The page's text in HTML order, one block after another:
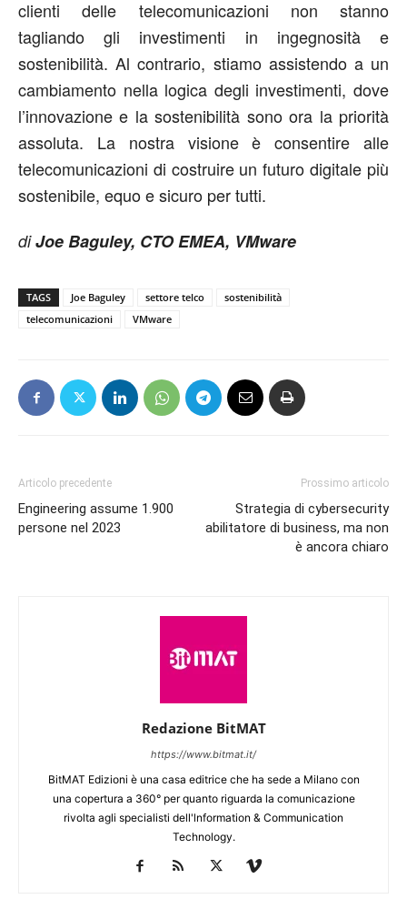
clienti delle telecomunicazioni non stanno
tagliando gli investimenti in ingegnosità e
sostenibilità. Al contrario, stiamo assistendo a un
cambiamento nella logica degli investimenti, dove
l’innovazione e la sostenibilità sono ora la priorità
assoluta. La nostra visione è consentire alle
telecomunicazioni di costruire un futuro digitale più
sostenibile, equo e sicuro per tutti.
diJoe Baguley, CTO EMEA, VMware
TAGS Joe Baguley settore telco
sostenibilità
telecomunicazioni
VMware
Articolo precedente
Engineering assume 1.900
persone nel 2023
Prossimo articolo
Strategia di cybersecurity
abilitatore di business, ma non
è ancora chiaro
Redazione BitMAT
https://www.bitmat.it/
BitMAT Edizioni è una casa editrice che ha sede a Milano con
una copertura a 360° per quanto riguarda la comunicazione
rivolta agli specialisti dell'lnformation & Communication
Technology.